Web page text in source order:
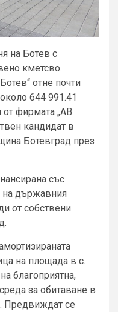
на Ботев с
кметсво.
отне почти
644 991.41
фирмата „АВ
кандидат в
Ботевград през
със
на държавния
от собствени
на площада в с.
благоприятна,
за обитаване в
Предвиждат се